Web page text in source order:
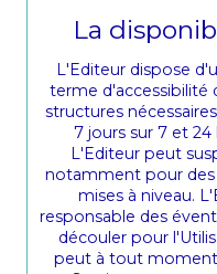
La
L'Editeur dispose
terme d'accessibilité
structures
7 jours sur 7 et 24
L'Editeur peut
notamment pour des
mises à niveau.
responsable des
découler pour
peut à tout